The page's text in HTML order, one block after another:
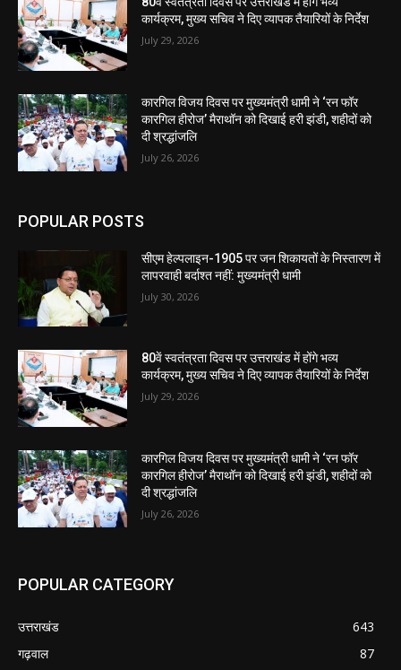
कार्यक्रम, मुख्य सचिव ने दिए व्यापक तैयारियों के निर्देश
July 29, 2026
कारगिल विजय दिवस पर मुख्यमंत्री धामी ने ‘रन फॉर
कारगिल हीरोज’ मैराथॉन को दिखाई हरी झंडी, शहीदों को
दी श्रद्धांजलि
July 26, 2026
POPULAR POSTS
सीएम हेल्पलाइन-1905 पर जन शिकायतों के निस्तारण में
लापरवाही बर्दाश्त नहीं: मुख्यमंत्री धामी
July 30, 2026
80वें स्वतंत्रता दिवस पर उत्तराखंड में होंगे भव्य
कार्यक्रम, मुख्य सचिव ने दिए व्यापक तैयारियों के निर्देश
July 29, 2026
कारगिल विजय दिवस पर मुख्यमंत्री धामी ने ‘रन फॉर
कारगिल हीरोज’ मैराथॉन को दिखाई हरी झंडी, शहीदों को
दी श्रद्धांजलि
July 26, 2026
POPULAR CATEGORY
उत्तराखंड
643
गढ़वाल
87